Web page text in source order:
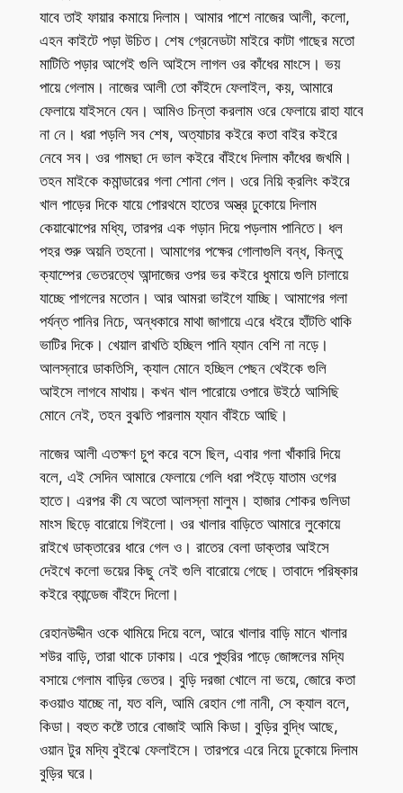
যাবে তাই ফায়ার কমায়ে দিলাম। আমার পাশে নাজের আলী, কলো,
এহন কাইটে পড়া উচিত। শেষ গ্রেনেডটা মাইরে কাটা গাছের মতো
মাটিতি পড়ার আগেই গুলি আইসে লাগল ওর কাঁধের মাংসে। ভয়
পায়ে গেলাম। নাজের আলী তো কাঁইদে ফেলাইল, কয়, আমারে
ফেলায়ে যাইসনে যেন। আমিও চিন্তা করলাম ওরে ফেলায়ে রাহা যাবে
না নে। ধরা পড়লি সব শেষ, অত্যাচার কইরে কতা বাইর কইরে
নেবে সব। ওর গামছা দে ভাল কইরে বাঁইধে দিলাম কাঁধের জখমি।
তহন মাইকে কমান্ডারের গলা শোনা গেল। ওরে নিয়ি ক্রলিং কইরে
খাল পাড়ের দিকে যায়ে পোরথমে হাতের অস্ত্র ঢুকোয়ে দিলাম
কেয়াঝোপের মধ্যি, তারপর এক গড়ান দিয়ে পড়লাম পানিতে। ধল
পহর শুরু অয়নি তহনো। আমাগের পক্ষের গোলাগুলি বন্ধ, কিন্তু
ক্যাম্পের ভেতরত্থে আন্দাজের ওপর ভর কইরে ধুমায়ে গুলি চালায়ে
যাচ্ছে পাগলের মতোন। আর আমরা ভাইগে যাচ্ছি। আমাগের গলা
পর্যন্ত পানির নিচে, অন্ধকারে মাথা জাগায়ে এরে ধইরে হাঁটতি থাকি
ভাটির দিকে। খেয়াল রাখতি হচ্ছিল পানি য্যান বেশি না নড়ে।
আলস্নারে ডাকতিসি, ক্যাল মোনে হচ্ছিল পেছন থেইকে গুলি
আইসে লাগবে মাথায়। কখন খাল পারোয়ে ওপারে উইঠে আসিছি
মোনে নেই, তহন বুঝতি পারলাম য্যান বাঁইচে আছি।
নাজের আলী এতক্ষণ চুপ করে বসে ছিল, এবার গলা খাঁকারি দিয়ে
বলে, এই সেদিন আমারে ফেলায়ে গেলি ধরা পইড়ে যাতাম ওগের
হাতে। এরপর কী যে অতো আলস্না মালুম। হাজার শোকর গুলিডা
মাংস ছিড়ে বারোয়ে গিইলো। ওর খালার বাড়িতে আমারে লুকোয়ে
রাইখে ডাক্তারের ধারে গেল ও। রাতের বেলা ডাক্তার আইসে
দেইখে কলো ভয়ের কিছু নেই গুলি বারোয়ে গেছে। তাবাদে পরিষ্কার
কইরে ব্যান্ডেজ বাঁইদে দিলো।
রেহানউদ্দীন ওকে থামিয়ে দিয়ে বলে, আরে খালার বাড়ি মানে খালার
শউর বাড়ি, তারা থাকে ঢাকায়। এরে পুহুরির পাড়ে জোঙ্গলের মদ্যি
বসায়ে গেলাম বাড়ির ভেতর। বুড়ি দরজা খোলে না ভয়ে, জোরে কতা
কওয়াও যাচ্ছে না, যত বলি, আমি রেহান গো নানী, সে ক্যাল বলে,
কিডা। বহুত কষ্টে তারে বোজাই আমি কিডা। বুড়ির বুদ্ধি আছে,
ওয়ান টুর মদ্যি বুইঝে ফেলাইসে। তারপরে এরে নিয়ে ঢুকোয়ে দিলাম
বুড়ির ঘরে।